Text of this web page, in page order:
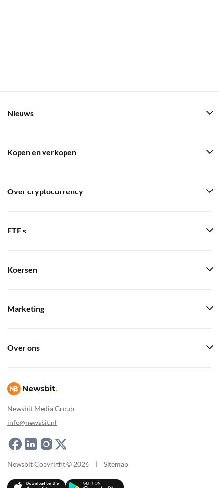
Newsbit Media Group
info@newsbit.nl
Nieuws
Kopen en verkopen
Over cryptocurrency
ETF's
Koersen
Marketing
Over ons
Newsbit Copyright © 2026 | Sitemap